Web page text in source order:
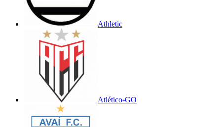
Athletic
Atlético-GO